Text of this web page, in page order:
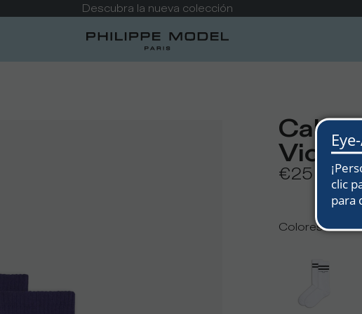
Descubra la nueva colección
€25
Colores